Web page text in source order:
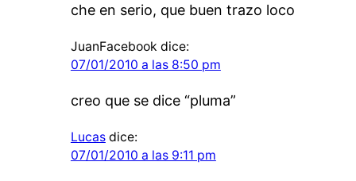
che en serio, que buen trazo loco
JuanFacebook dice:
07/01/2010 a las 8:50 pm
creo que se dice “pluma”
Lucas dice:
07/01/2010 a las 9:11 pm